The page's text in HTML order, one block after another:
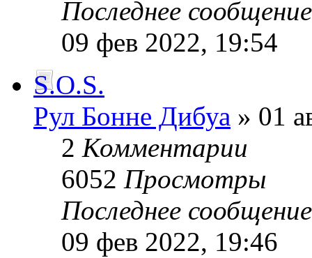
Последнее
09 фев 2022, 19:54
S.O.S.
Рул Бонне Дибуа » 01
2 Комментарии
6052 Просмотры
Последнее
09 фев 2022, 19:46